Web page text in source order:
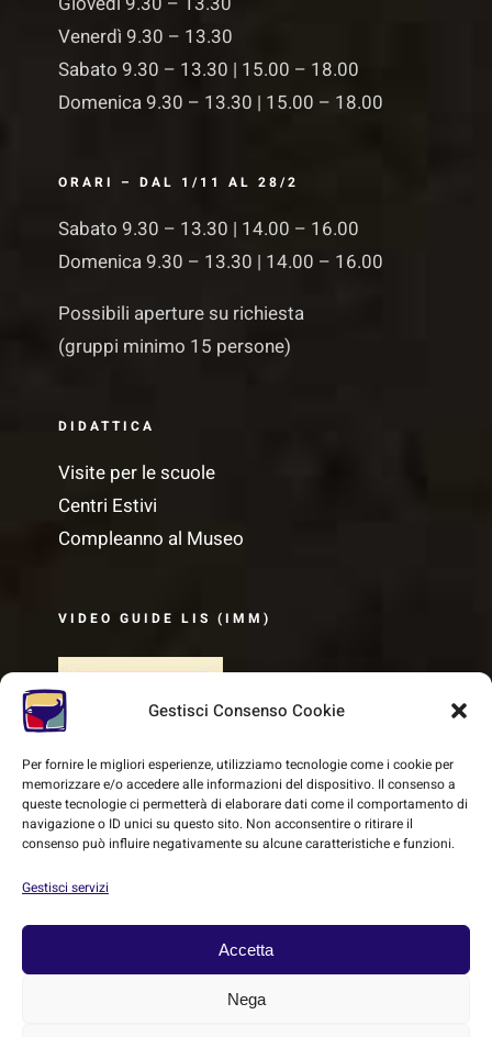
Gestisci Consenso Cookie
Per fornire le migliori esperienze, utilizziamo tecnologie come i cookie per
memorizzare e/o accedere alle informazioni del dispositivo. Il consenso a
queste tecnologie ci permetterà di elaborare dati come il comportamento di
navigazione o ID unici su questo sito. Non acconsentire o ritirare il
consenso può influire negativamente su alcune caratteristiche e funzioni.
Gestisci servizi
Accetta
Nega
Venerdì 9.30 – 13.30
Sabato 9.30 – 13.30 | 15.00 – 18.00
Domenica 9.30 – 13.30 | 15.00 – 18.00
ORARI – DAL 1/11 AL 28/2
Sabato 9.30 – 13.30 | 14.00 – 16.00
Domenica 9.30 – 13.30 | 14.00 – 16.00
Possibili aperture su richiesta
(gruppi minimo 15 persone)
DIDATTICA
Visite per le scuole
Centri Estivi
Compleanno al Museo
VIDEO GUIDE LIS (IMM)
2026 | SMEC - Sistema Museale Etrusco
| Powered by